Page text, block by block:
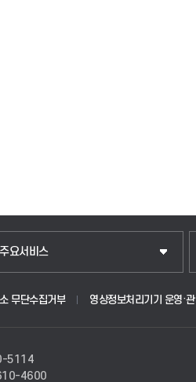
주요서비스
입학안내
웹메일
학사시스템(전문학사 및 전공심화)
무단수집거부 영상정보처리기기 운영·
5114
4600